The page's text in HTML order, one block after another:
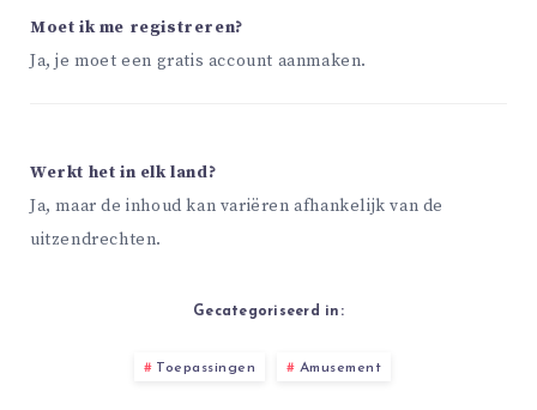
Moet ik me registreren?
Ja, je moet een gratis account aanmaken.
Werkt het in elk land?
Ja, maar de inhoud kan variëren afhankelijk van de
uitzendrechten.
Gecategoriseerd in:
Toepassingen Amusement